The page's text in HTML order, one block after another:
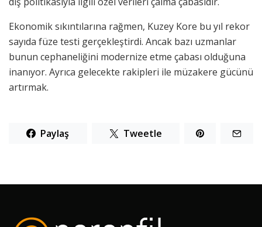
Ekonomik sıkıntılarına rağmen, Kuzey Kore bu yıl rekor
sayıda füze testi gerçekleştirdi. Ancak bazı uzmanlar
bunun cephaneliğini modernize etme çabası olduğuna
inanıyor. Ayrıca gelecekte rakipleri ile müzakere gücünü
artırmak.
Paylaş Tweetle